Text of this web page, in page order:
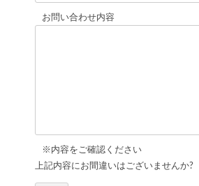
お問い合わせ内容
※内容をご確認ください
上記内容にお間違いはございませんか?